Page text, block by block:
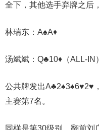
全下，其他选手弃牌之后
林瑞东：A♠️A♦️
汤斌斌：Q♣️10♦️（ALL-IN）
公共牌发出A♣️2♠️3♠️6♥️2♥️
主赛第7名。
同样是第30级别，翻前刘